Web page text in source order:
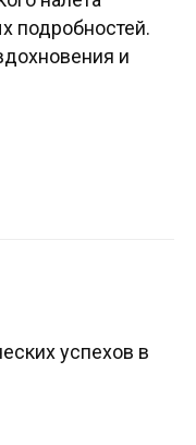
подробностей.
и
успехов в